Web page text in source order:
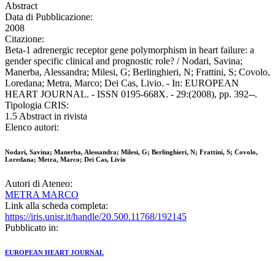
Abstract
Data di Pubblicazione:
2008
Citazione:
Beta-1 adrenergic receptor gene polymorphism in heart failure: a
gender specific clinical and prognostic role? / Nodari, Savina;
Manerba, Alessandra; Milesi, G; Berlinghieri, N; Frattini, S; Covolo,
Loredana; Metra, Marco; Dei Cas, Livio. - In: EUROPEAN
HEART JOURNAL. - ISSN 0195-668X. - 29:(2008), pp. 392--.
Tipologia CRIS:
1.5 Abstract in rivista
Elenco autori:
Nodari, Savina; Manerba, Alessandra; Milesi, G; Berlinghieri, N; Frattini, S; Covolo,
Loredana; Metra, Marco; Dei Cas, Livio
Autori di Ateneo:
METRA MARCO
Link alla scheda completa:
https://iris.unisr.it/handle/20.500.11768/192145
Pubblicato in:
EUROPEAN HEART JOURNAL